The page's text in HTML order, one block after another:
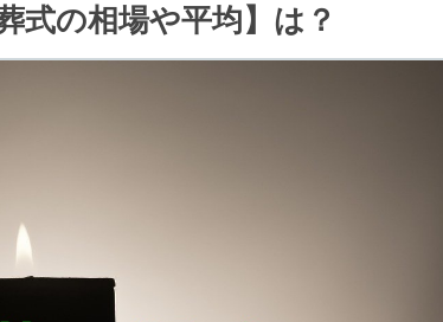
式の相場や平均】は？